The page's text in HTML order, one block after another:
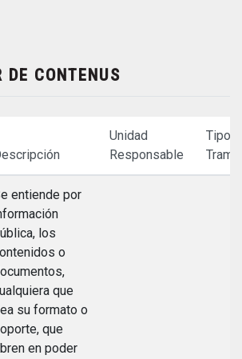
DE CONTENUS
Unidad
Responsable
Tipo
entiende por
los
o
que
su formato o
que
en poder